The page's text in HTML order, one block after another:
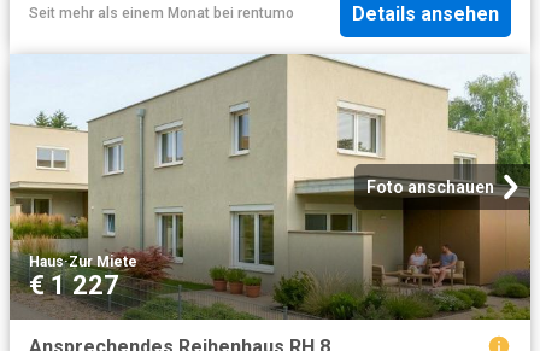
Seit mehr als einem Monat bei rentumo Details ansehen
Foto anschauen
Haus·Zur Miete
€ 1 227